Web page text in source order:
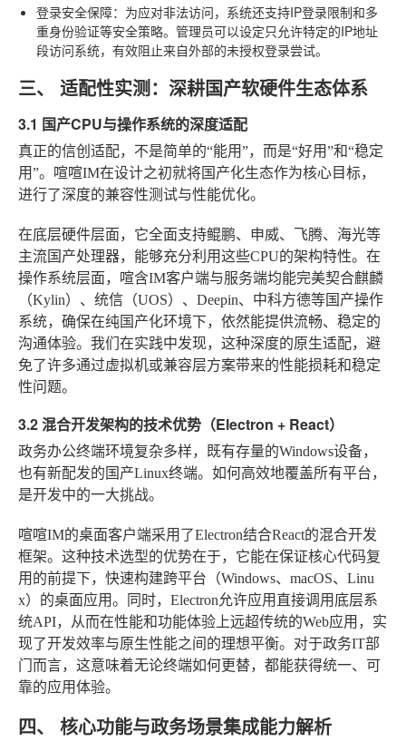
登录安全保障：为应对非法访问，系统还支持IP登录限制和多
重身份验证等安全策略。管理员可以设定只允许特定的IP地址
段访问系统，有效阻止来自外部的未授权登录尝试。
三、 适配性实测：深耕国产软硬件生态体系
3.1 国产CPU与操作系统的深度适配
真正的信创适配，不是简单的“能用”，而是“好用”和“稳定
用”。喧喧IM在设计之初就将国产化生态作为核心目标，
进行了深度的兼容性测试与性能优化。
在底层硬件层面，它全面支持鲲鹏、申威、飞腾、海光等
主流国产处理器，能够充分利用这些CPU的架构特性。在
操作系统层面，喧含IM客户端与服务端均能完美契合麒麟
（Kylin）、统信（UOS）、Deepin、中科方德等国产操作
系统，确保在纯国产化环境下，依然能提供流畅、稳定的
沟通体验。我们在实践中发现，这种深度的原生适配，避
免了许多通过虚拟机或兼容层方案带来的性能损耗和稳定
性问题。
3.2 混合开发架构的技术优势（Electron + React）
政务办公终端环境复杂多样，既有存量的Windows设备，
也有新配发的国产Linux终端。如何高效地覆盖所有平台，
是开发中的一大挑战。
喧喧IM的桌面客户端采用了Electron结合React的混合开发
框架。这种技术选型的优势在于，它能在保证核心代码复
用的前提下，快速构建跨平台（Windows、macOS、Linu
x）的桌面应用。同时，Electron允许应用直接调用底层系
统API，从而在性能和功能体验上远超传统的Web应用，实
现了开发效率与原生性能之间的理想平衡。对于政务IT部
门而言，这意味着无论终端如何更替，都能获得统一、可
靠的应用体验。
四、 核心功能与政务场景集成能力解析